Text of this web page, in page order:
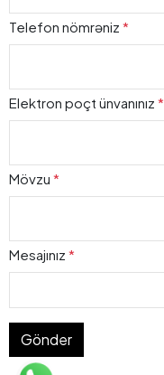
Telefon nömrəniz *
Elektron poçt ünvanınız *
Mövzu *
Mesajınız *
Gönder